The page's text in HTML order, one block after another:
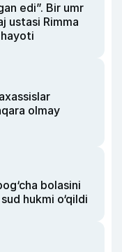
edi”. Bir umr
ustasi Rimma
olmay
bolasini
hukmi o‘qildi